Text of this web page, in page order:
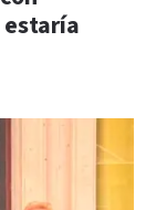
estaría